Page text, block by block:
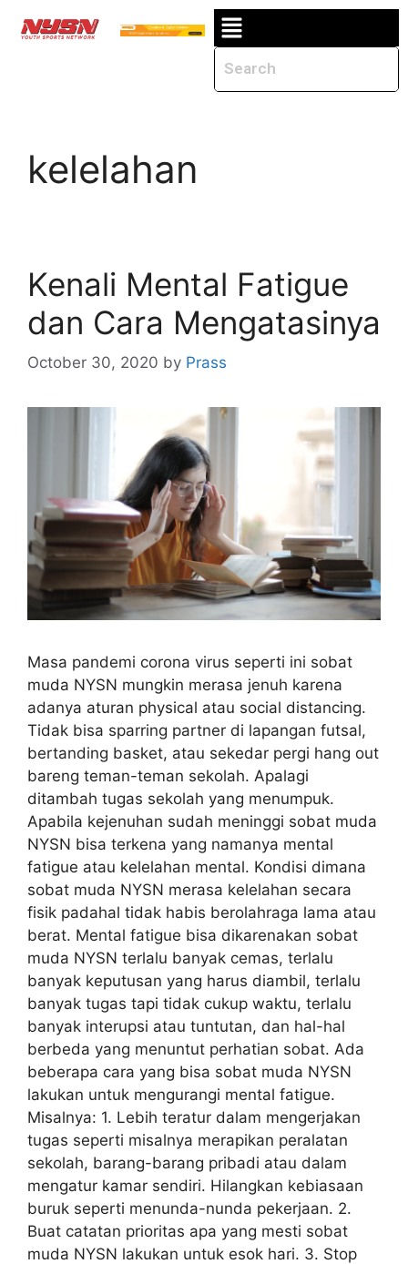
kelelahan
Kenali Mental Fatigue
dan Cara Mengatasinya
October 30, 2020 by Prass
Masa pandemi corona virus seperti ini sobat
muda NYSN mungkin merasa jenuh karena
adanya aturan physical atau social distancing.
Tidak bisa sparring partner di lapangan futsal,
bertanding basket, atau sekedar pergi hang out
bareng teman-teman sekolah. Apalagi
ditambah tugas sekolah yang menumpuk.
Apabila kejenuhan sudah meninggi sobat muda
NYSN bisa terkena yang namanya mental
fatigue atau kelelahan mental. Kondisi dimana
sobat muda NYSN merasa kelelahan secara
fisik padahal tidak habis berolahraga lama atau
berat. Mental fatigue bisa dikarenakan sobat
muda NYSN terlalu banyak cemas, terlalu
banyak keputusan yang harus diambil, terlalu
banyak tugas tapi tidak cukup waktu, terlalu
banyak interupsi atau tuntutan, dan hal-hal
berbeda yang menuntut perhatian sobat. Ada
beberapa cara yang bisa sobat muda NYSN
lakukan untuk mengurangi mental fatigue.
Misalnya: 1. Lebih teratur dalam mengerjakan
tugas seperti misalnya merapikan peralatan
sekolah, barang-barang pribadi atau dalam
mengatur kamar sendiri. Hilangkan kebiasaan
buruk seperti menunda-nunda pekerjaan. 2.
Buat catatan prioritas apa yang mesti sobat
muda NYSN lakukan untuk esok hari. 3. Stop